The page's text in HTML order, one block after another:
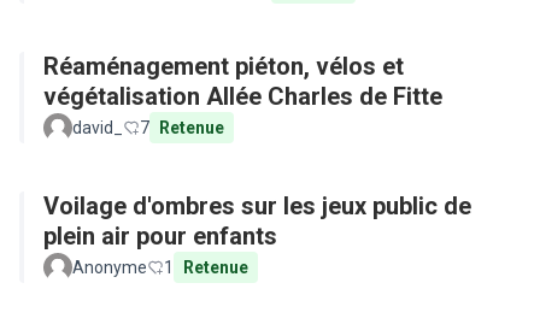
Réaménagement piéton, vélos et
végétalisation Allée Charles de Fitte
david_ 7 Retenue
Voilage d'ombres sur les jeux public de
plein air pour enfants
Anonyme 1 Retenue